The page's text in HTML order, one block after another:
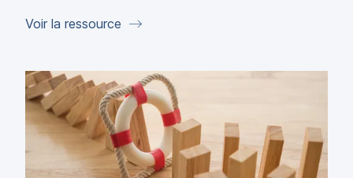
Voir la ressource